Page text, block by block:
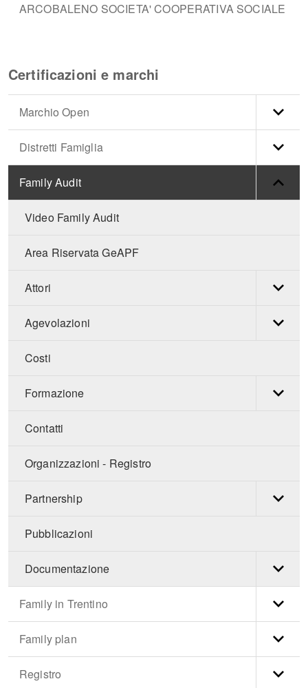
ARCOBALENO SOCIETA' COOPERATIVA SOCIALE
Certificazioni e marchi
Marchio Open
Distretti Famiglia
Family Audit
Video Family Audit
Area Riservata GeAPF
Attori
Agevolazioni
Costi
Formazione
Contatti
Organizzazioni - Registro
Partnership
Pubblicazioni
Documentazione
Family in Trentino
Family plan
Registro